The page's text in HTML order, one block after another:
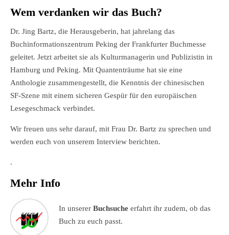
Wem verdanken wir das Buch?
Dr. Jing Bartz, die Herausgeberin, hat jahrelang das
Buchinformationszentrum Peking der Frankfurter Buchmesse
geleitet. Jetzt arbeitet sie als Kulturmanagerin und Publizistin in
Hamburg und Peking. Mit Quantenträume hat sie eine
Anthologie zusammengestellt, die Kenntnis der chinesischen
SF-Szene mit einem sicheren Gespür für den europäischen
Lesegeschmack verbindet.
Wir freuen uns sehr darauf, mit Frau Dr. Bartz zu sprechen und
werden euch von unserem Interview berichten.
.
Mehr Info
In unserer Buchsuche erfahrt ihr zudem, ob das
Buch zu euch passt.